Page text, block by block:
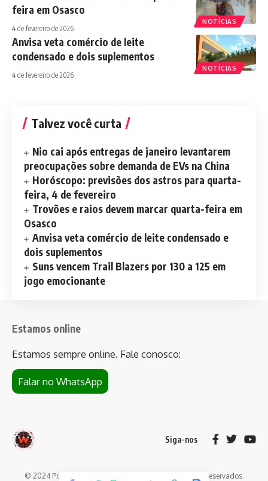
NOTÍCIAS
feira em Osasco
4 de fevereiro de 2026
NOTÍCIAS
Anvisa veta comércio de leite
condensado e dois suplementos
4 de fevereiro de 2026
Talvez você curta
Nio cai após entregas de janeiro levantarem
preocupações sobre demanda de EVs na China
Horóscopo: previsões dos astros para quarta-
feira, 4 de fevereiro
Trovões e raios devem marcar quarta-feira em
Osasco
Anvisa veta comércio de leite condensado e
dois suplementos
Suns vencem Trail Blazers por 130 a 125 em
jogo emocionante
Estamos online
Estamos sempre online. Fale conosco:
Falar no WhatsApp
Siga-nos
© 2024 Portal de notícias Web Flush. Todos os direitos reservados.